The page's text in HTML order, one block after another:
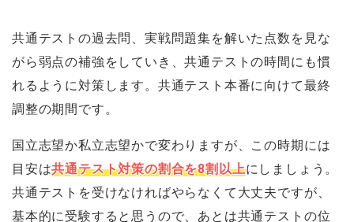
共通テストの過去問、実戦問題集を解いた点数を見な
がら弱点の補強をしていき、共通テストの時間にも慣
れるように対策します。共通テスト本番に向けて最終
調整の期間です。
国立志望か私立志望かで変わりますが、この時期には
目安は共通テスト対策の割合を8割以上にしましょう。
共通テストを受けなければやらなくて大丈夫ですが、
基本的に受験すると思うので、あとは共通テストの位